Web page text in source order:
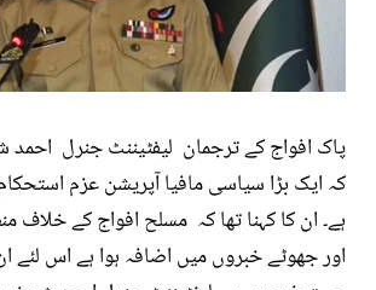
پاک افواج کے ترجمان لیفٹیننٹ جنرل
کہ ایک بڑا سیاسی مافیا آپریشن عزم استحکام
ہے۔ ان کا کہنا تھا کہ مسلح افواج کے خلاف
اور جھوٹے خبروں میں اضافہ ہوا ہے اس لئے